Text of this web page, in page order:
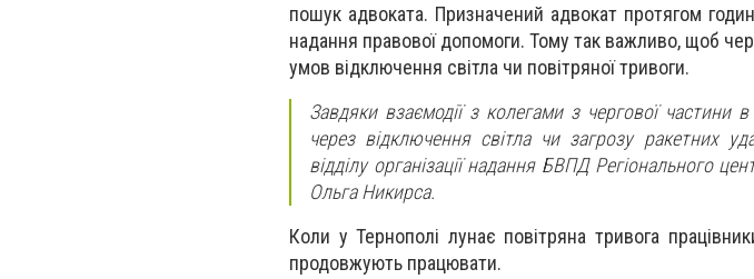
пошук адвоката. Призначений адвокат протягом
надання правової допомоги. Тому так важливо, щоб
умов відключення світла чи повітряної тривоги.
Завдяки взаємодії з колегами з чергової частини
через відключення світла чи загрозу ракетних
відділу організації надання БВПД Регіонального
Ольга Никирса.
Коли у Тернополі лунає повітряна тривога
продовжують працювати.